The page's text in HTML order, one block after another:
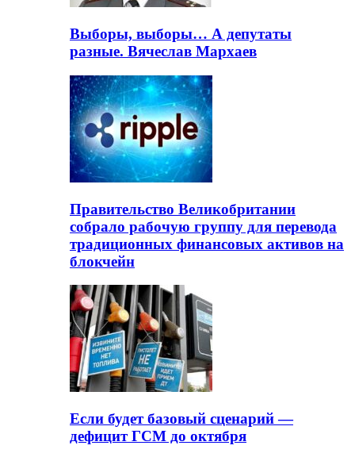
Выборы, выборы… А депутаты
разные. Вячеслав Мархаев
Правительство Великобритании
собрало рабочую группу для перевода
традиционных финансовых активов на
блокчейн
Если будет базовый сценарий —
дефицит ГСМ до октября